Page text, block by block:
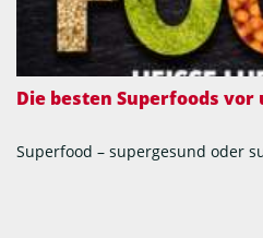
Die besten Superfoods
Superfood – supergesund oder